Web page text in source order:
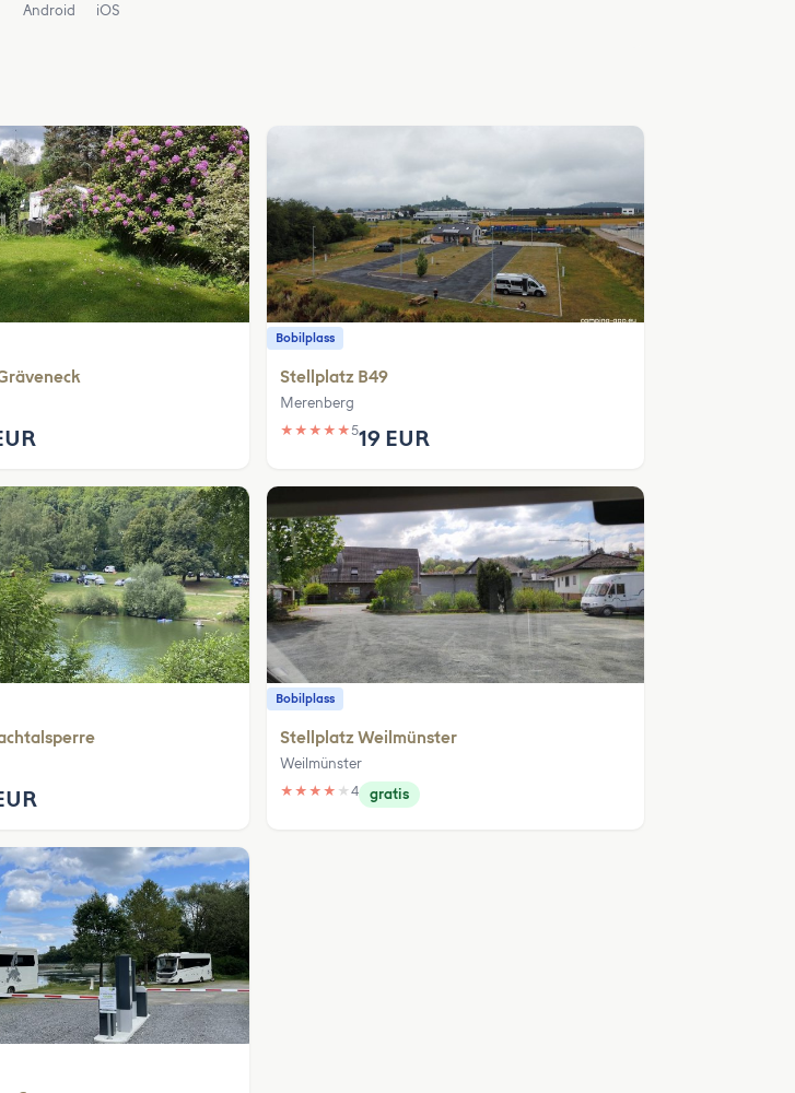
Android iOS
Bobilplass
Stellplatz B49
Merenberg
★ ★ ★ ★ ★519 EUR
Bobilplass
Stellplatz Weilmünster
Weilmünster
★ ★ ★ ★ ★ 4 gratis